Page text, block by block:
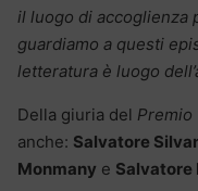
il luogo di accoglienza
guardiamo a questi
letteratura è luogo
Della giuria del Premio
anche: Salvatore
Monmany e Salvatore